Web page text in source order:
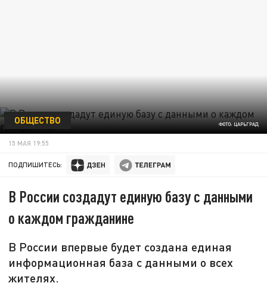
ФОТО: ЦАРЬГРАД
ОБЩЕСТВО
15 МАЯ 19:55
ПОДПИШИТЕСЬ:
В России создадут единую базу с данными
о каждом гражданине
В России впервые будет создана единая
информационная база с данными о всех
жителях.